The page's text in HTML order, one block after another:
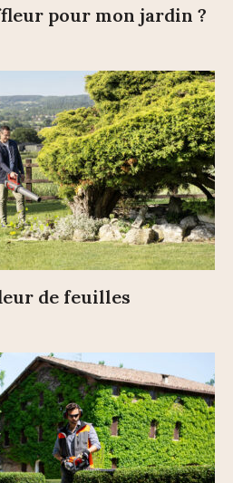
pour mon jardin ?
de feuilles